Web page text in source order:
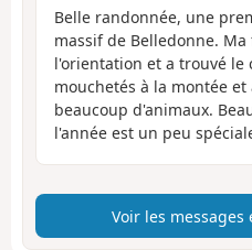
Belle randonnée, une
massif de Belledonne.
l'orientation et a trouvé le
mouchetés à la montée
beaucoup d'animaux.
l'année est un peu
Voir les